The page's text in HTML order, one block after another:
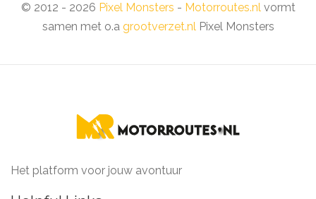
© 2012 - 2026 Pixel Monsters - Motorroutes.nlvormt
samen met o.a grootverzet.nlPixel Monsters
Het platform voor jouw avontuur